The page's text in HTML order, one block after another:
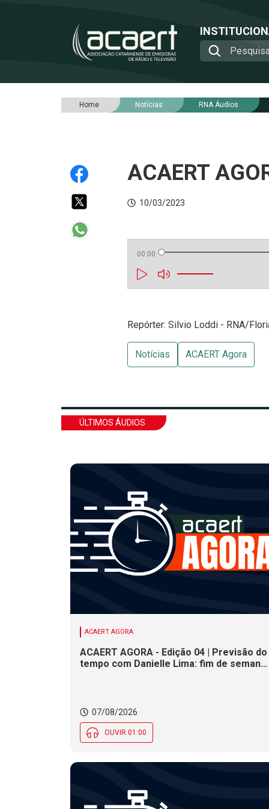
Home Notícias RNA Áudios
ACAERT
10/03/2023
00:00
Repórter: Silvio Loddi - RNA/
Notícias ACAERT Agora
ÚLTIMOS ÁUDIOS
ACAERT AGORA
ACAERT AGORA - Edição 04 | Previsão do
tempo com Danielle Lima: fim de semana
07/08/2026
OUVIR 01:00